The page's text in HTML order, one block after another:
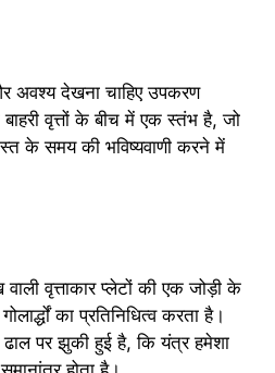
देखना चाहिए उपकरण
वृत्तों के बीच में एक स्तंभ है, जो
के समय की भविष्यवाणी करने में
वृत्ताकार प्लेटों की एक जोड़ी के
का प्रतिनिधित्व करता है।
ढाल पर झुकी हुई है, कि यंत्र हमेशा